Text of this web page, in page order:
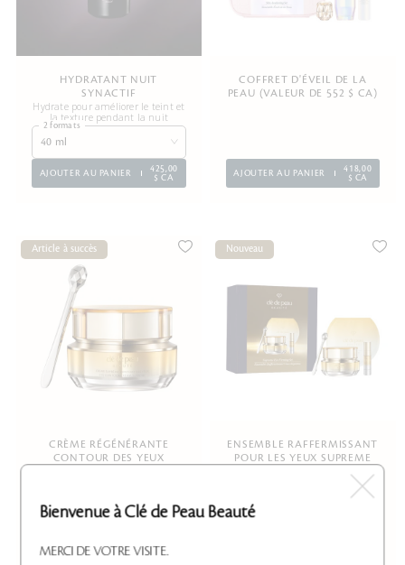
HYDRATANT NUIT
SYNACTIF
Hydrate pour améliorer le teint et
la texture pendant la nuit
2 formats
40 ml
AJOUTER AU PANIER
425,00
$ CA
COFFRET D'ÉVEIL DE LA
PEAU (VALEUR DE 552 $ CA)
AJOUTER AU PANIER
418,00
$ CA
Article à succès
CRÈME RÉGÉNÉRANTE
CONTOUR DES YEUX
jeune.
2 formats
385,00
Nouveau
ENSEMBLE RAFFERMISSANT
POUR LES YEUX SUPREME
Bienvenue à Clé de Peau Beauté
MERCI DE VOTRE VISITE.